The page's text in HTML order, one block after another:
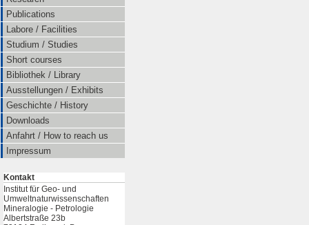
Publications
Labore / Facilities
Studium / Studies
Short courses
Bibliothek / Library
Ausstellungen / Exhibits
Geschichte / History
Downloads
Anfahrt / How to reach us
Impressum
Kontakt
Institut für Geo- und
Umweltnaturwissenschaften
Mineralogie - Petrologie
Albertstraße 23b